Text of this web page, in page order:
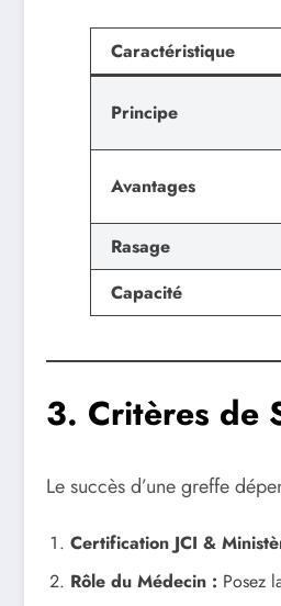
Caractéristique
Principe
Avantages
Rasage
Capacité
3. Critères de
Le succès d’une greffe
Certification JCI &
Rôle du Médecin : Posez